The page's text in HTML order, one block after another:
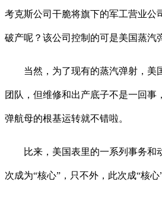
考克斯公司干脆将旗下的军工营业公
破产呢？该公司控制的可是美国蒸汽
当然，为了现有的蒸汽弹射，美
团队，但维修和出产底子不是一回事
弹航母的根基运转就不错啦。
比来，美国表里的一系列事务和
次成为“核心”，只不外，此次成“核心